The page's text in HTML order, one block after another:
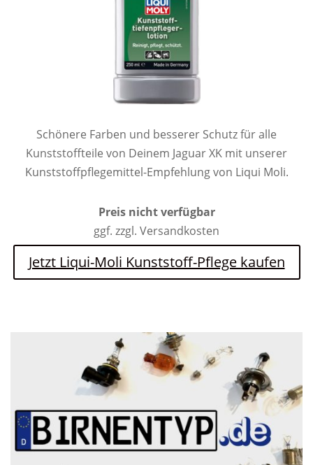
Schönere Farben und besserer Schutz für alle
Kunststoffteile von Deinem Jaguar XK mit unserer
Kunststoffpflegemittel-Empfehlung von Liqui Moli.
Preis nicht verfügbar
ggf. zzgl. Versandkosten
Jetzt Liqui-Moli Kunststoff-Pflege kaufen